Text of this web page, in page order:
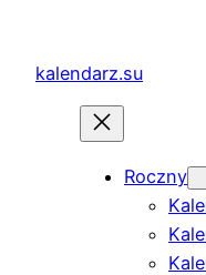
treścikalendarz.su
Roczny